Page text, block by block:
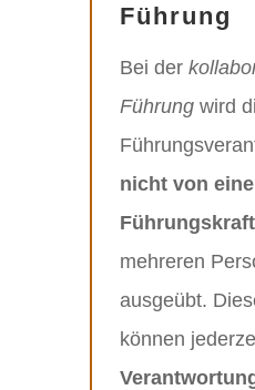
Führung
Bei der
Führungwird
nicht von
Führungskraft
mehreren
ausgeübt.
können